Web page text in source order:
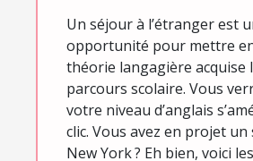
Un séjour à l’étranger est
opportunité pour mettre
théorie langagière acquise
parcours scolaire. Vous
votre niveau d’anglais
clic. Vous avez en projet un
New York ? Eh bien, voici